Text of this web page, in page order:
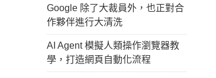
Google 除了大裁員外，也正對合
作夥伴進行大清洗
AI Agent 模擬人類操作瀏覽器教
學，打造網頁自動化流程